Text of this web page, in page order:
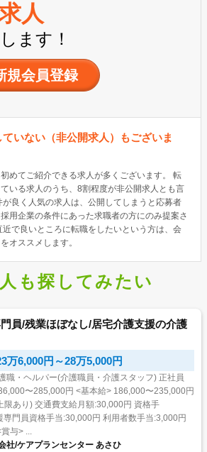
人
ます！
規会員登録
いない（非公開求人）もございま
めてご紹介できる求人が多くございます。 転
いる求人のうち、8割程度が非公開求人とも言
良く人気の求人は、公開してしまうと応募者
用企業の条件にあった求職者の方にのみ提案さ
で良いところに転職をしたいという方は、会
オススメします。
も探してみたい
員/残業ほぼなし/居宅介護支援の介護
万6,000円～28万5,000円
職・ヘルパー(介護職員・介護スタッフ) 正社員
<基本給> 186,000〜235,000円
限あり) 交通費支給月額:30,000円 資格手
門員資格手当:30,000円 利用者数手当:3,000円
以上で一人につき) <賞与> ...
社/ケアプランセンター あさひ